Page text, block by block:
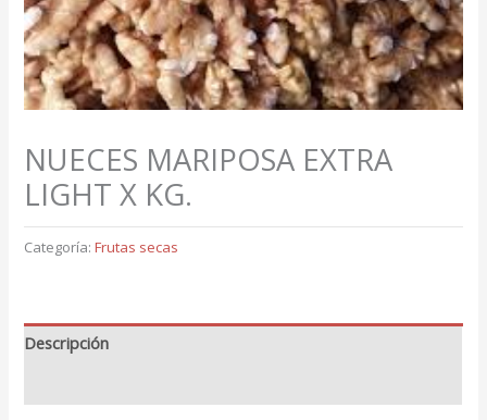
NUECES MARIPOSA EXTRA
LIGHT X KG.
Categoría:Frutas secas
Descripción